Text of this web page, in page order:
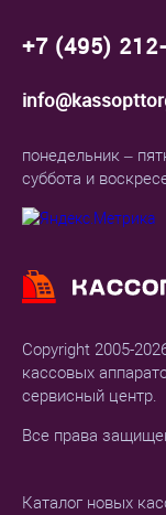
Copyright 2005-
кассовых
сервисный центр.
Все права
Каталог новых
+7 (495)
понедельник –
суббота и